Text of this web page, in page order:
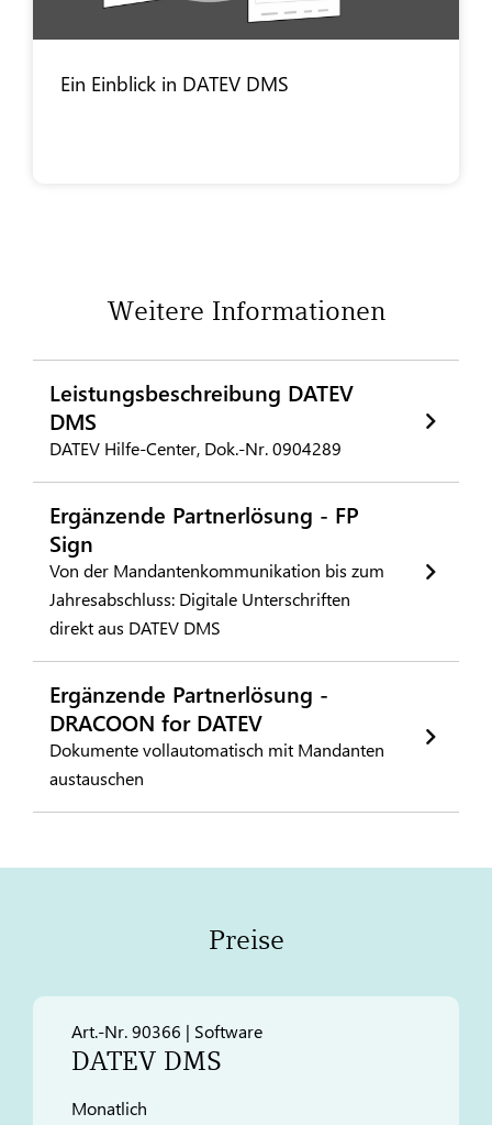
Ein Einblick in DATEV DMS
Weitere Informationen
Leistungsbeschreibung DATEV
DMS
DATEV Hilfe-Center, Dok.-Nr. 0904289
Ergänzende Partnerlösung - FP
Sign
Von der Mandantenkommunikation bis zum
Jahresabschluss: Digitale Unterschriften
direkt aus DATEV DMS
Ergänzende Partnerlösung -
DRACOON for DATEV
Dokumente vollautomatisch mit Mandanten
austauschen
Preise
Art.-Nr. 90366 | Software
DATEV DMS
Monatlich